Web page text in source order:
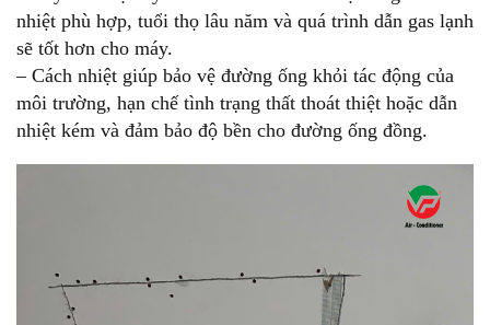
nhiệt phù hợp, tuổi thọ lâu năm và quá trình dẫn gas lạnh
sẽ tốt hơn cho máy.
– Cách nhiệt giúp bảo vệ đường ống khỏi tác động của
môi trường, hạn chế tình trạng thất thoát thiệt hoặc dẫn
nhiệt kém và đảm bảo độ bền cho đường ống đồng.